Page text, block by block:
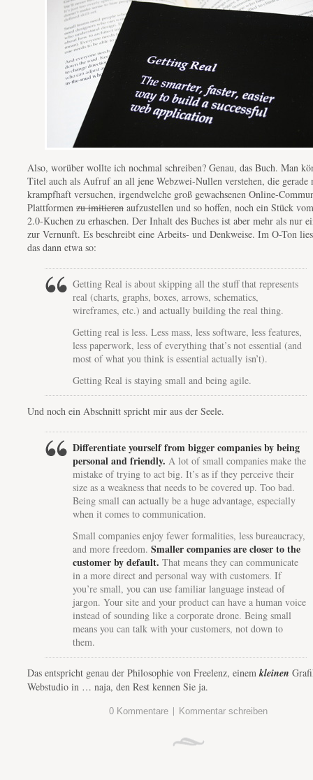
Also, worüber wollte ich nochmal schreiben? Genau, das Buch. Man
Titel auch als Aufruf an all jene Webzwei-Nullen verstehen, die gerade
krampfhaft versuchen, irgendwelche groß gewachsenen Online-
Plattformen zu imitieren aufzustellen und so hoffen, noch ein Stück
2.0-Kuchen zu erhaschen. Der Inhalt des Buches ist aber mehr als nur
zur Vernunft. Es beschreibt eine Arbeits- und Denkweise. Im O-Ton
das dann etwa so:
Getting Real is about skipping all the stuff that represents
real (charts, graphs, boxes, arrows, schematics,
wireframes, etc.) and actually building the real thing.
Getting real is less. Less mass, less software, less features,
less paperwork, less of everything that’s not essential (and
most of what you think is essential actually isn’t).
Getting Real is staying small and being agile.
Und noch ein Abschnitt spricht mir aus der Seele.
Differentiate yourself from bigger companies by being
personal and friendly. A lot of small companies make the
mistake of trying to act big. It’s as if they perceive their
size as a weakness that needs to be covered up. Too bad.
Being small can actually be a huge advantage, especially
when it comes to communication.
Small companies enjoy fewer formalities, less bureaucracy,
and more freedom. Smaller companies are closer to the
customer by default. That means they can communicate
in a more direct and personal way with customers. If
you’re small, you can use familiar language instead of
jargon. Your site and your product can have a human voice
instead of sounding like a corporate drone. Being small
means you can talk with your customers, not down to
them.
Das entspricht genau der Philosophie von Freelenz, einemkleinen
Webstudio in … naja, den Rest kennen Sie ja.
0 Kommentare | Kommentar schreiben